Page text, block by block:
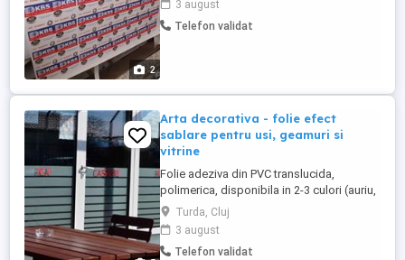
2
de min 50 ron, primiti BONUS inca 50% din
tiraj. Executie cu printer-cutter ROLAND
3 august
Telefon validat
Arta decorativa - folie efect
sablare pentru usi, geamuri si
vitrine
Folie adeziva din PVC translucida,
polimerica, disponibila in 2-3 culori (auriu,
argintiu sau transparent), cu variante fin
sau grosier, pentru decupare pe cutter
plotter. Adezivul nu isi modifica culoarea
in timpul aplicarii, deci lipirea se poate
Turda, Cluj
3 august
Telefon validat